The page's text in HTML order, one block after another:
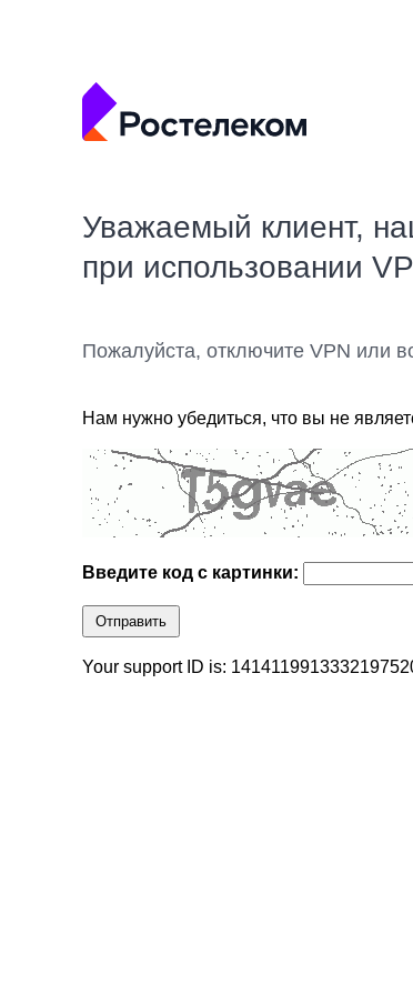
Уважаемый клиент,
при использовании
Пожалуйста, отключите VPN или
Нам нужно убедиться, что вы не
Введите код с картинки:
Отправить
Your support ID is: